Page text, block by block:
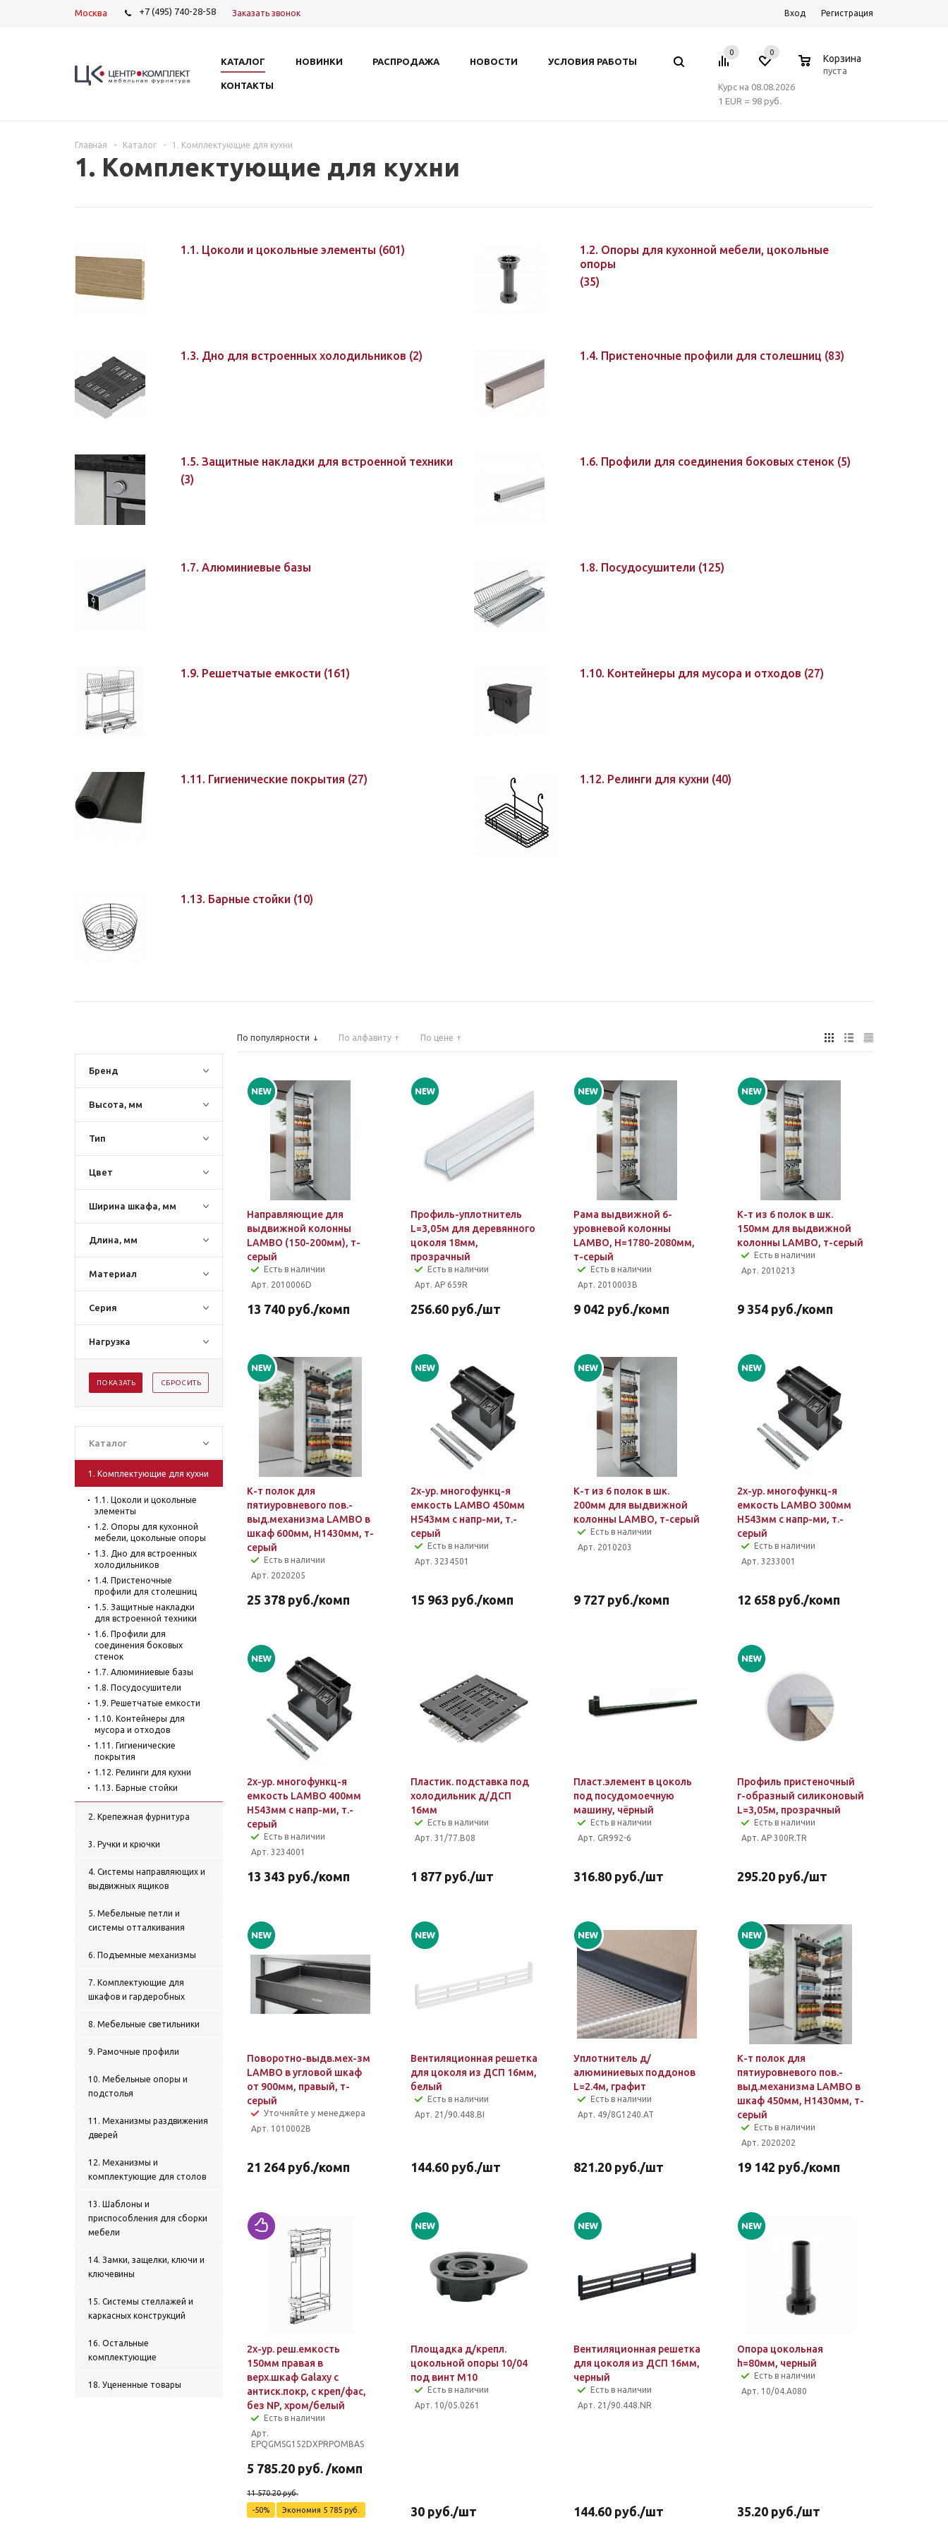
Москва +7 (495) 740-28-58 Заказать звонок Вход Регистрация
КАТАЛОГ НОВИНКИ РАСПРОДАЖА НОВОСТИ УСЛОВИЯ РАБОТЫ
КОНТАКТЫ
0 0
Корзина
пуста
Курс на 08.08.2026
1 EUR = 98 руб.
Главная - Каталог - 1. Комплектующие для кухни
1. Комплектующие для кухни
1.1. Цоколи и цокольные элементы (601)
1.2. Опоры для кухонной мебели, цокольные
опоры
(35)
1.3. Дно для встроенных холодильников (2) 1.4. Пристеночные профили для столешниц (83)
1.5. Защитные накладки для встроенной техники
(3)
1.6. Профили для соединения боковых стенок (5)
1.7. Алюминиевые базы 1.8. Посудосушители (125)
1.9. Решетчатые емкости (161) 1.10. Контейнеры для мусора и отходов (27)
1.11. Гигиенические покрытия (27) 1.12. Релинги для кухни (40)
1.13. Барные стойки (10)
Бренд
Высота, мм
Тип
Цвет
Ширина шкафа, мм
Длина, мм
Материал
Серия
Нагрузка
ПОКАЗАТЬ СБРОСИТЬ
Каталог
1. Комплектующие для кухни
1.1. Цоколи и цокольные
элементы
1.2. Опоры для кухонной
мебели, цокольные опоры
1.3. Дно для встроенных
холодильников
1.4. Пристеночные
профили для столешниц
1.5. Защитные накладки
для встроенной техники
1.6. Профили для
соединения боковых
стенок
1.7. Алюминиевые базы
1.8. Посудосушители
1.9. Решетчатые емкости
1.10. Контейнеры для
мусора и отходов
1.11. Гигиенические
покрытия
1.12. Релинги для кухни
1.13. Барные стойки
2. Крепежная фурнитура
3. Ручки и крючки
4. Системы направляющих и
выдвижных ящиков
5. Мебельные петли и
системы отталкивания
6. Подъемные механизмы
7. Комплектующие для
шкафов и гардеробных
8. Мебельные светильники
9. Рамочные профили
10. Мебельные опоры и
подстолья
11. Механизмы раздвижения
дверей
12. Механизмы и
комплектующие для столов
13. Шаблоны и
приспособления для сборки
мебели
14. Замки, защелки, ключи и
ключевины
15. Системы стеллажей и
каркасных конструкций
16. Остальные
комплектующие
18. Уцененные товары
По популярности По алфавиту По цене
Направляющие для
выдвижной колонны
LAMBO (150-200мм), т-
серый
Есть в наличии
Арт. 2010006D
13 740 руб./комп
Профиль-уплотнитель
L=3,05м для деревянного
цоколя 18мм,
прозрачный
Есть в наличии
Арт. AP 659R
256.60руб./шт
Рама выдвижной 6-
уровневой колонны
LAMBO, H=1780-2080мм,
т-серый
Есть в наличии
Арт. 2010003B
9 042 руб./комп
К-т из 6 полок в шк.
150мм для выдвижной
колонны LAMBO, т-серый
Есть в наличии
Арт. 2010213
9 354руб./комп
К-т полок для
пятиуровневого пов.-
выд.механизма LAMBO в
шкаф 600мм, H1430мм, т-
серый
Есть в наличии
Арт. 2020205
25 378 руб./комп
2х-ур. многофункц-я
емкость LAMBO 450мм
H543мм с напр-ми, т.-
серый
Есть в наличии
Арт. 3234501
15 963 руб./комп
К-т из 6 полок в шк.
200мм для выдвижной
колонны LAMBO, т-серый
Есть в наличии
Арт. 2010203
9 727 руб./комп
2х-ур. многофункц-я
емкость LAMBO 300мм
H543мм с напр-ми, т.-
серый
Есть в наличии
Арт. 3233001
12 658руб./комп
2х-ур. многофункц-я
емкость LAMBO 400мм
H543мм с напр-ми, т.-
серый
Есть в наличии
Арт. 3234001
13 343 руб./комп
Пластик. подставка под
холодильник д/ДСП
16мм
Есть в наличии
Арт. 31/77.B08
1 877руб./шт
Пласт.элемент в цоколь
под посудомоечную
машину, чёрный
Есть в наличии
Арт. GR992-6
316.80 руб./шт
Профиль пристеночный
г-образный силиконовый
L=3,05м, прозрачный
Есть в наличии
Арт. AP 300R.TR
295.20руб./шт
Поворотно-выдв.мех-зм
LAMBO в угловой шкаф
от 900мм, правый, т-
серый
Уточняйте у менеджера
Арт. 1010002B
21 264 руб./комп
Вентиляционная решетка
для цоколя из ДСП 16мм,
белый
Есть в наличии
Арт. 21/90.448.BI
144.60руб./шт
Уплотнитель д/
алюминиевых поддонов
L=2.4м, графит
Есть в наличии
Арт. 49/8G1240.AT
821.20 руб./шт
К-т полок для
пятиуровневого пов.-
выд.механизма LAMBO в
шкаф 450мм, H1430мм, т-
серый
Есть в наличии
Арт. 2020202
19 142 руб./комп
2х-ур. реш.емкость
150мм правая в
верх.шкаф Galaxy с
антиск.покр, с креп/фас,
без NP, хром/белый
Есть в наличии
Арт.
EPQGMSG152DXPRPOMBAS
5 785.20 руб. /комп
11 570.20руб.
-50% Экономия 5 785 руб.
Площадка д/крепл.
цокольной опоры 10/04
под винт M10
Есть в наличии
Арт. 10/05.0261
30руб./шт
Вентиляционная решетка
для цоколя из ДСП 16мм,
черный
Есть в наличии
Арт. 21/90.448.NR
144.60 руб./шт
Опора цокольная
h=80мм, черный
Есть в наличии
Арт. 10/04.A080
35.20руб./шт